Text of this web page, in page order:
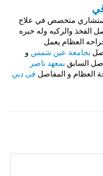
متخصص في علاج
الفخذ والركبه وله خبره
في جراحه العظام يعمل
بجامعة عين شمس و
السابق بمعهد ناصر
العظام و المفاصل فى دبي